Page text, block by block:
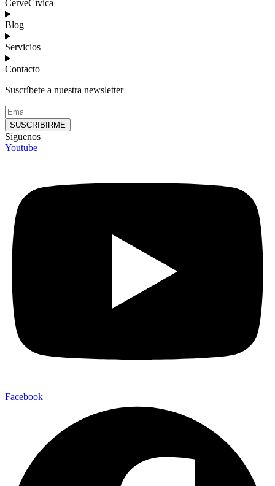
CerveCívica
Blog
Servicios
Contacto
Suscríbete a nuestra newsletter
SUSCRIBIRME
Síguenos
Youtube
Facebook